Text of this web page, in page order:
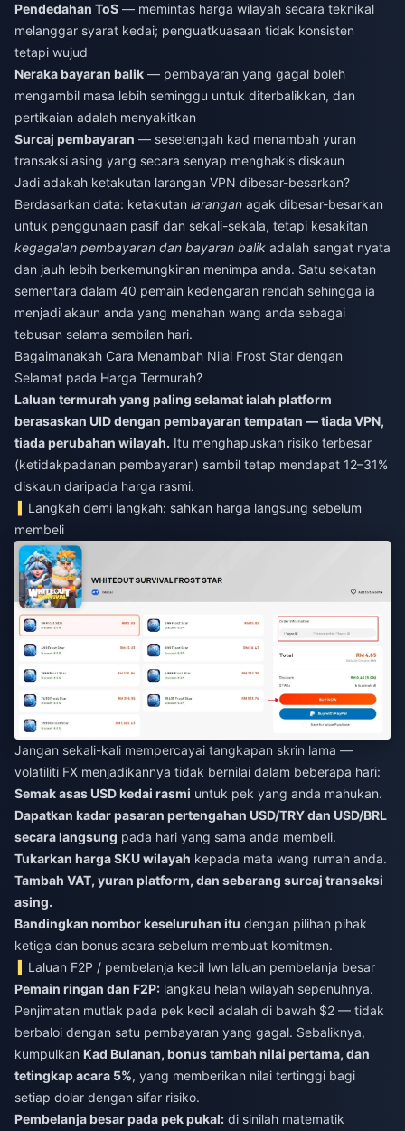
Pendedahan ToS — memintas harga wilayah secara teknikal
melanggar syarat kedai; penguatkuasaan tidak konsisten
tetapi wujud
Neraka bayaran balik — pembayaran yang gagal boleh
mengambil masa lebih seminggu untuk diterbalikkan, dan
pertikaian adalah menyakitkan
Surcaj pembayaran — sesetengah kad menambah yuran
transaksi asing yang secara senyap menghakis diskaun
Jadi adakah ketakutan larangan VPN dibesar-besarkan?
Berdasarkan data: ketakutan larangan agak dibesar-besarkan
untuk penggunaan pasif dan sekali-sekala, tetapi kesakitan
kegagalan pembayaran dan bayaran balik adalah sangat nyata
dan jauh lebih berkemungkinan menimpa anda. Satu sekatan
sementara dalam 40 pemain kedengaran rendah sehingga ia
menjadi akaun anda yang menahan wang anda sebagai
tebusan selama sembilan hari.
Bagaimanakah Cara Menambah Nilai Frost Star dengan
Selamat pada Harga Termurah?
Laluan termurah yang paling selamat ialah platform
berasaskan UID dengan pembayaran tempatan — tiada VPN,
tiada perubahan wilayah. Itu menghapuskan risiko terbesar
(ketidakpadanan pembayaran) sambil tetap mendapat 12–31%
diskaun daripada harga rasmi.
Langkah demi langkah: sahkan harga langsung sebelum
membeli
Jangan sekali-kali mempercayai tangkapan skrin lama —
volatiliti FX menjadikannya tidak bernilai dalam beberapa hari:
Semak asas USD kedai rasmi untuk pek yang anda mahukan.
Dapatkan kadar pasaran pertengahan USD/TRY dan USD/BRL
secara langsung pada hari yang sama anda membeli.
Tukarkan harga SKU wilayah kepada mata wang rumah anda.
Tambah VAT, yuran platform, dan sebarang surcaj transaksi
asing.
Bandingkan nombor keseluruhan itu dengan pilihan pihak
ketiga dan bonus acara sebelum membuat komitmen.
Laluan F2P / pembelanja kecil lwn laluan pembelanja besar
Pemain ringan dan F2P: langkau helah wilayah sepenuhnya.
Penjimatan mutlak pada pek kecil adalah di bawah $2 — tidak
berbaloi dengan satu pembayaran yang gagal. Sebaliknya,
kumpulkan Kad Bulanan, bonus tambah nilai pertama, dan
tetingkap acara 5%, yang memberikan nilai tertinggi bagi
setiap dolar dengan sifar risiko.
Pembelanja besar pada pek pukal: di sinilah matematik